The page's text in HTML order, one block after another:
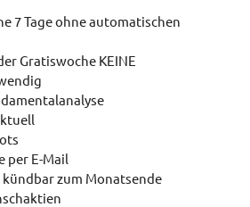
7 Tage ohne automatischen
Gratiswoche KEINE
per E-Mail
zum Monatsende